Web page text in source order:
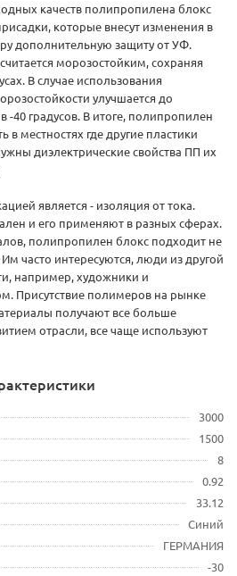
качеств полипропилена блокс
которые внесут изменения в
дополнительную защиту от УФ.
морозостойким, сохраняя
В случае использования
улучшается до
-40 градусов. В итоге, полипропилен
местностях где другие пластики
диэлектрические свойства ПП их
является - изоляция от тока.
и его применяют в разных сферах.
полипропилен блокс подходит не
часто интересуются, люди из другой
например, художники и
Присутствие полимеров на рынке
получают все больше
отрасли, все чаще используют
3000
1500
8
0.92
33.12
Синий
ГЕРМАНИЯ
-30